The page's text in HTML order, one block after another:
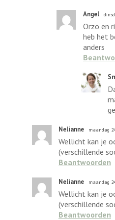
Angel
Orzo en
heb het
anders
Nelianne maandag
Wellicht kan je
(verschillende
Beantwoorden
Nelianne maandag
Wellicht kan je
(verschillende
Beantwoorden